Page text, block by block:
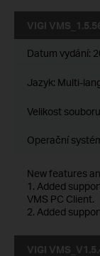
VIGI
Datum vydání:
Jazyk: Multi-
Velikost
Operační
New features
1. Added
VMS PC Client.
2. Added
VIGI